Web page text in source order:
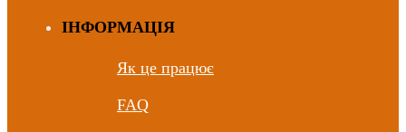
ІНФОРМАЦІЯ
Як це працює
FAQ